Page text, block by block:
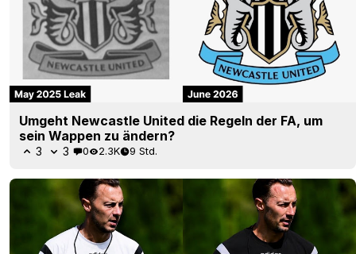
Umgeht Newcastle United die Regeln der FA, um
sein Wappen zu ändern?
3 3 0 2.3K 9 Std.